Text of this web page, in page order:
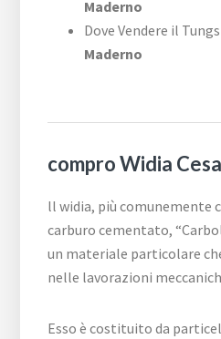
Maderno
Dove Vendere il
Maderno
compro Widia
ll widia, più comunemente
carburo cementato,
un materiale particolare
nelle lavorazioni
Esso è costituito da